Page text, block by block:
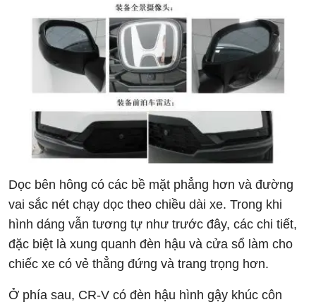
Dọc bên hông có các bề mặt phẳng hơn và đường
vai sắc nét chạy dọc theo chiều dài xe. Trong khi
hình dáng vẫn tương tự như trước đây, các chi tiết,
đặc biệt là xung quanh đèn hậu và cửa sổ làm cho
chiếc xe có vẻ thẳng đứng và trang trọng hơn.
Ở phía sau, CR-V có đèn hậu hình gậy khúc côn